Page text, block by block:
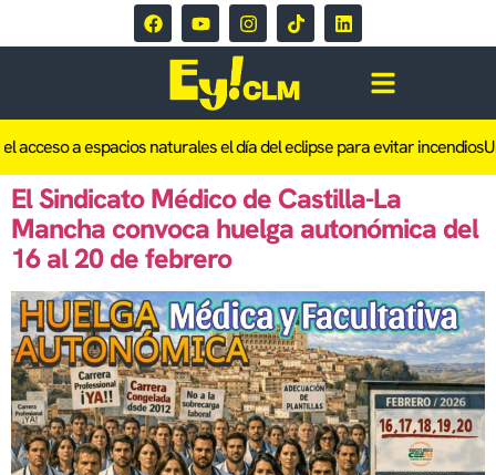
acceso a espacios naturales el día del eclipse para evitar incendios
El Sindicato Médico de Castilla-La
Mancha convoca huelga autonómica del
16 al 20 de febrero